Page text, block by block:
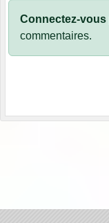
Connectez-vous
commentaires.